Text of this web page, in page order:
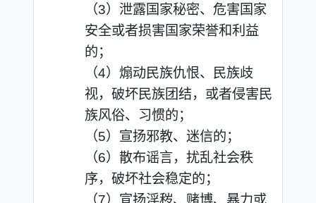
（3）泄露国家秘密、危害国家
安全或者损害国家荣誉和利益
的；
（4）煽动民族仇恨、民族歧
视，破坏民族团结，或者侵害民
族风俗、习惯的；
（5）宣扬邪教、迷信的；
（6）散布谣言，扰乱社会秩
序，破坏社会稳定的；
（7）宣扬淫秽、赌博、暴力或